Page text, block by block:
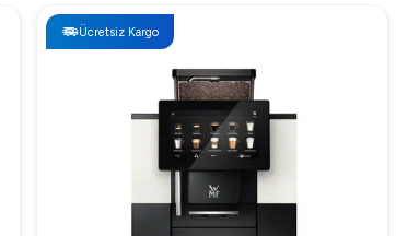
Ücretsiz Kargo